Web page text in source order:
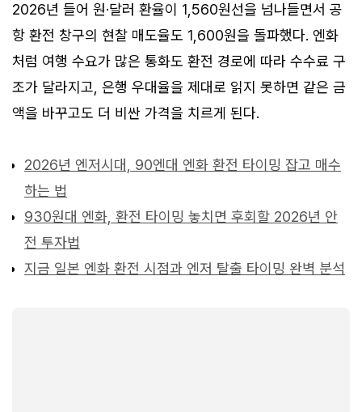
2026년 들어 원·달러 환율이 1,560원선을 넘나들면서 공
항 환전 창구의 현찰 매도율도 1,600원을 돌파했다. 엔화
처럼 여행 수요가 많은 통화도 환전 경로에 따라 수수료 구
조가 달라지고, 은행 우대율을 제대로 읽지 못하면 같은 금
액을 바꾸고도 더 비싼 가격을 치르게 된다.
2026년 엔저시대, 90엔대 엔화 환전 타이밍 잡고 매수
하는 법
930원대 엔화, 환전 타이밍 놓치면 후회할 2026년 안
전 투자법
지금 일본 엔화 환전 시점과 엔저 탈출 타이밍 완벽 분석